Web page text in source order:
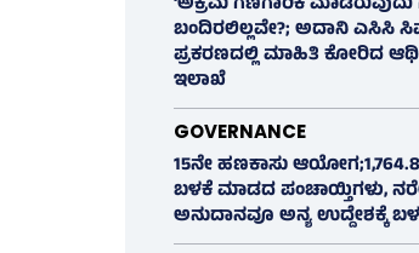
ಬಂದಿರಲಿಲ್ಲವೇ?; ಅದಾನಿ ಎಸಿಸಿ
ಪ್ರಕರಣದಲ್ಲಿ ಮಾಹಿತಿ ಕೋರಿದ
ಇಲಾಖೆ
GOVERNANCE
15ನೇ ಹಣಕಾಸು
ಬಳಕೆ ಮಾಡದ ಪಂಚಾಯ್ತಿಗಳು,
ಅನುದಾನವೂ ಅನ್ಯ ಉದ್ದೇಶಕ್ಕೆ